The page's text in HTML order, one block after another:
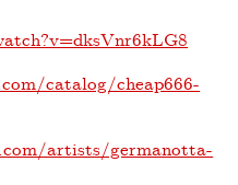
catalog/cheap666-
artists/germanotta-